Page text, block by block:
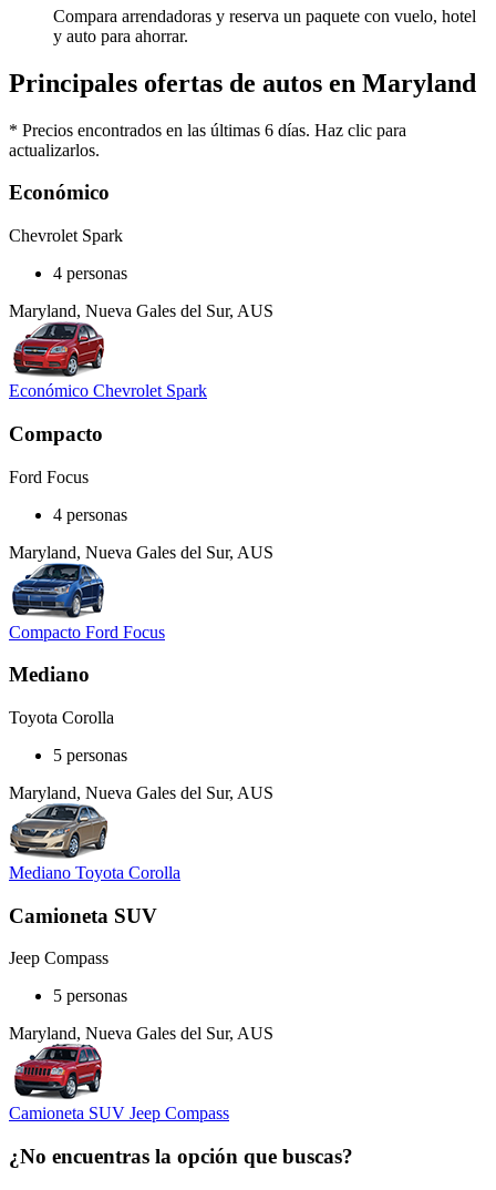
Compara arrendadoras y reserva un paquete con vuelo, hotel
y auto para ahorrar.
Principales ofertas de autos en Maryland
* Precios encontrados en las últimas 6 días. Haz clic para
actualizarlos.
Económico
Chevrolet Spark
4 personas
Maryland, Nueva Gales del Sur, AUS
Económico Chevrolet Spark
Compacto
Ford Focus
4 personas
Maryland, Nueva Gales del Sur, AUS
Compacto Ford Focus
Mediano
Toyota Corolla
5 personas
Maryland, Nueva Gales del Sur, AUS
Mediano Toyota Corolla
Camioneta SUV
Jeep Compass
5 personas
Maryland, Nueva Gales del Sur, AUS
Camioneta SUV Jeep Compass
¿No encuentras la opción que buscas?